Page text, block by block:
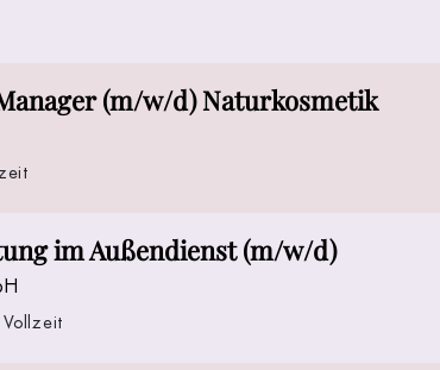
(m/w/d) Naturkosmetik
im Außendienst (m/w/d)